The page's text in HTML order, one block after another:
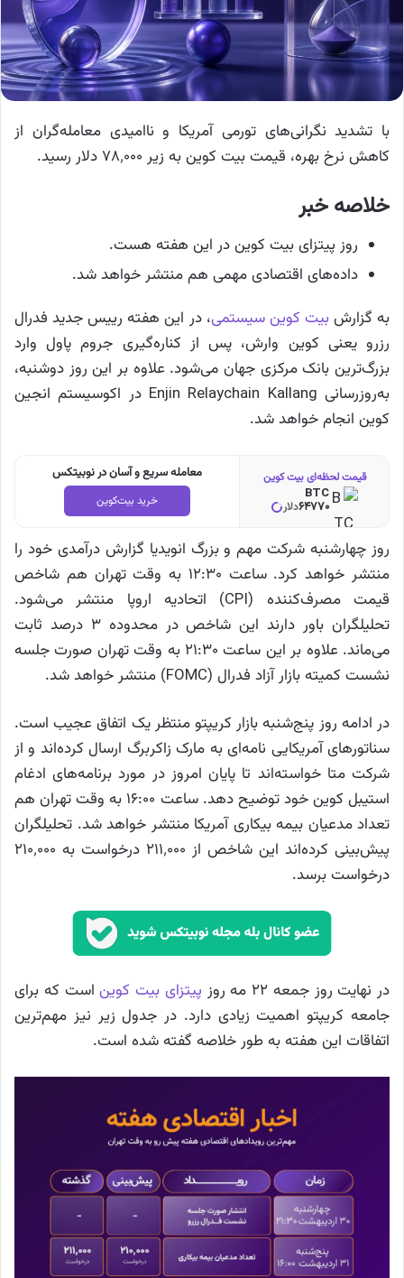
با تشدید نگرانی‌های تورمی آمریکا و ناامیدی معامله‌گران از
کاهش نرخ بهره، قیمت بیت کوین به زیر ۷۸٬۰۰۰ دلار رسید.
خلاصه خبر
روز پیتزای بیت کوین در این هفته هست.
داده‌های اقتصادی مهمی هم منتشر خواهد شد.
به گزارشبیت کوین سیستمی، در این هفته رییس جدید فدرال
رزرو یعنی کوین وارش، پس از کناره‌گیری جروم پاول وارد
بزرگ‌ترین بانک مرکزی جهان می‌شود. علاوه بر این روز دوشنبه،
به‌روزرسانی Enjin Relaychain Kallang در اکوسیستم انجین
کوین انجام خواهد شد.
معامله سریع و آسان در نوبیتکس
خرید بیت‌کوین
قیمت لحظه‌ای بیت کوین
BTC
64770دلار
روز چهارشنبه شرکت مهم و بزرگ انویدیا گزارش درآمدی خود را
منتشر خواهد کرد. ساعت ۱۲:۳۰ به وقت تهران هم شاخص
قیمت مصرف‌کننده (CPI) اتحادیه اروپا منتشر می‌شود.
تحلیلگران باور دارند این شاخص در محدوده ۳ درصد ثابت
می‌ماند. علاوه بر این ساعت ۲۱:۳۰ به وقت تهران صورت جلسه
نشست کمیته بازار آزاد فدرال (FOMC) منتشر خواهد شد.
در ادامه روز پنج‌شنبه بازار کریپتو منتظر یک اتفاق عجیب است.
سناتورهای آمریکایی نامه‌ای به مارک زاکربرگ ارسال کرده‌اند و از
شرکت متا خواسته‌اند تا پایان امروز در مورد برنامه‌های ادغام
استیبل کوین خود توضیح دهد. ساعت ۱۶:۰۰ به وقت تهران هم
تعداد مدعیان بیمه بیکاری آمریکا منتشر خواهد شد. تحلیلگران
پیش‌بینی کرده‌اند این شاخص از ۲۱۱٬۰۰۰ درخواست به ۲۱۰٬۰۰۰
درخواست برسد.
در نهایت روز جمعه ۲۲ مه روز پیتزای بیت کویناست که برای
جامعه کریپتو اهمیت زیادی دارد. در جدول زیر نیز مهم‌ترین
اتفاقات این هفته به طور خلاصه گفته شده است.